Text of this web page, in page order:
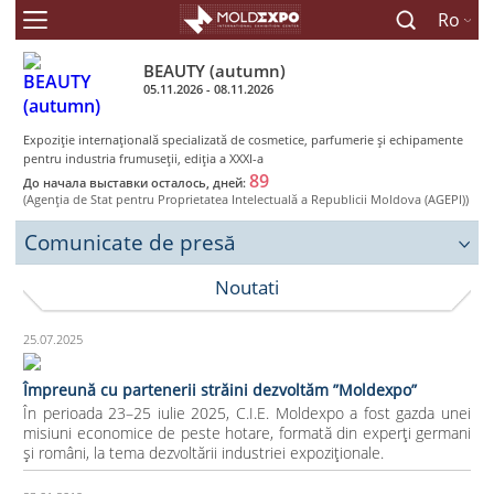
Ro
BEAUTY (autumn)
05.11.2026 - 08.11.2026
Expoziţie internaţională specializată de cosmetice, parfumerie şi echipamente
pentru industria frumuseţii, ediţia a XXXI-a
До начала выставки осталось, дней: 89
(Agenţia de Stat pentru Proprietatea Intelectuală a Republicii Moldova (AGEPI))
Comunicate de presă
Noutati
25.07.2025
Împreună cu partenerii străini dezvoltăm ”Moldexpo”
În perioada 23–25 iulie 2025, C.I.E. Moldexpo a fost gazda unei
misiuni economice de peste hotare, formată din experți germani
și români, la tema dezvoltării industriei expoziționale.